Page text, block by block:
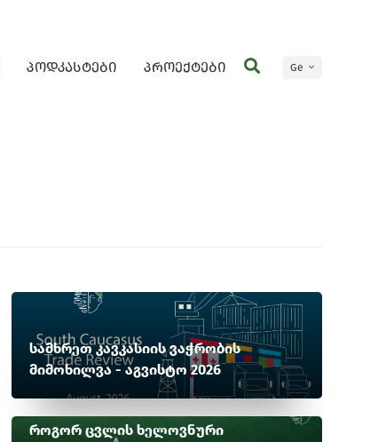
პოდკასტები პროექტები
Ge
სამხრეთ კავკასიის ვაჭრობის
მიმოხილვა - აგვისტო 2026
როგორ ცვლის ხელოვნური